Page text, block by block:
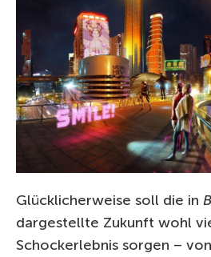
Glücklicherweise soll die in
dargestellte Zukunft wohl
Schockerlebnis sorgen –